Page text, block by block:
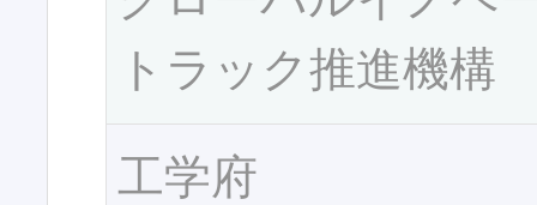
トラック推進機構
工学府